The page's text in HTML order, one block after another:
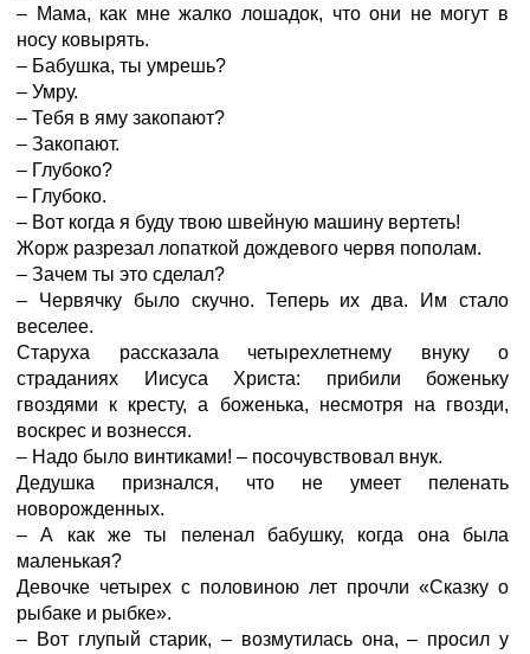
– Мама, как мне жалко лошадок, что они не могут в
носу ковырять.
– Бабушка, ты умрешь?
– Умру.
– Тебя в яму закопают?
– Закопают.
– Глубоко?
– Глубоко.
– Вот когда я буду твою швейную машину вертеть!
Жорж разрезал лопаткой дождевого червя пополам.
– Зачем ты это сделал?
– Червячку было скучно. Теперь их два. Им стало
веселее.
Старуха рассказала четырехлетнему внуку о
страданиях Иисуса Христа: прибили боженьку
гвоздями к кресту, а боженька, несмотря на гвозди,
воскрес и вознесся.
– Надо было винтиками! – посочувствовал внук.
Дедушка признался, что не умеет пеленать
новорожденных.
– А как же ты пеленал бабушку, когда она была
маленькая?
Девочке четырех с половиною лет прочли «Сказку о
рыбаке и рыбке».
– Вот глупый старик, – возмутилась она, – просил у